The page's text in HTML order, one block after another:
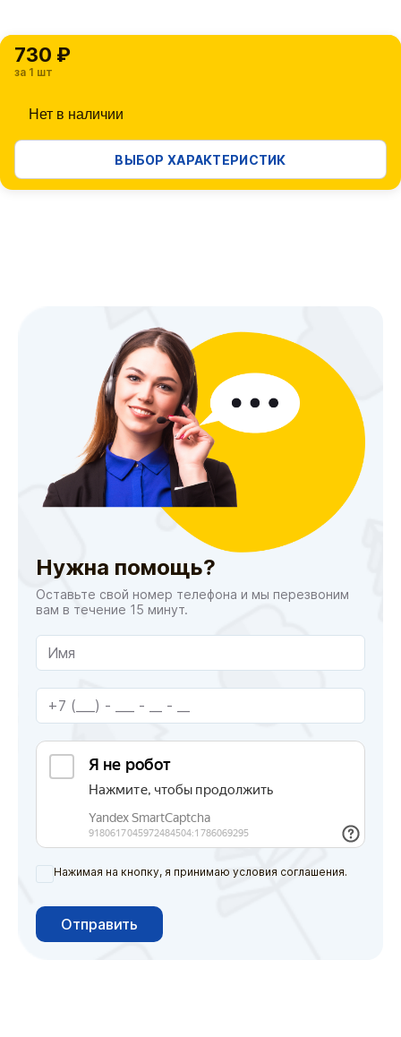
730 ₽
за 1 шт
Нет в наличии
ВЫБОР ХАРАКТЕРИСТИК
Нужна помощь?
Оставьте свой номер телефона и мы перезвоним
вам в течение 15 минут.
Нажимая на кнопку, я принимаю условия соглашения.
Отправить